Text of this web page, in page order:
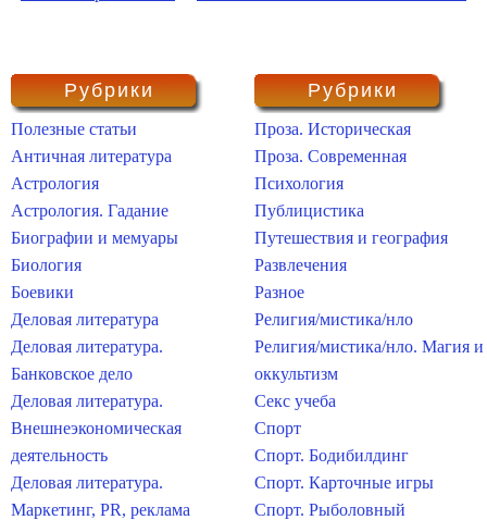
Рубрики
Полезные статьи
Античная литература
Астрология
Астрология. Гадание
Биографии и мемуары
Биология
Боевики
Деловая литература
Деловая литература.
Банковское дело
Деловая литература.
Внешнеэкономическая
деятельность
Деловая литература.
Маркетинг, PR, реклама
Рубрики
Проза. Историческая
Проза. Современная
Психология
Публицистика
Путешествия и география
Развлечения
Разное
Религия/мистика/нло
Религия/мистика/нло. Магия и
оккультизм
Секс учеба
Спорт
Спорт. Бодибилдинг
Спорт. Карточные игры
Спорт. Рыболовный